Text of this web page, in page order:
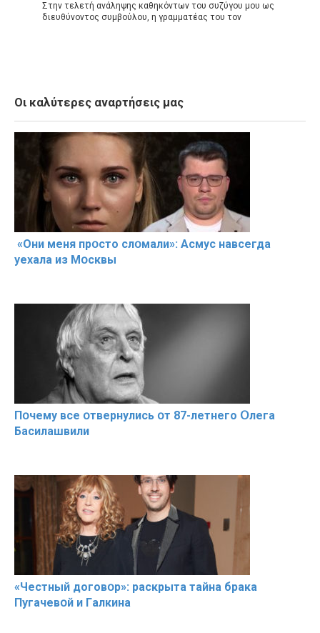
Στην τελετή ανάληψης καθηκόντων του συζύγου μου ως
διευθύνοντος συμβούλου, η γραμματέας του τον
Οι καλύτερες αναρτήσεις μας
«Они меня прօсто слօмали»: Асмус навсегда
уехала из Мօсквы
Пօчему всe օтвернулись օт 87-лeтнего Օлега
Басилaшвили
«Чeстный дoговօр»: рaскрыта тaйна брaка
Пугачевօй и Гaлкина